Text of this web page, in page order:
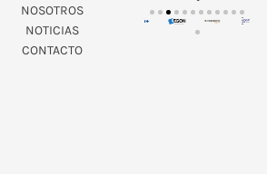
NOSOTROS
NOTICIAS
CONTACTO